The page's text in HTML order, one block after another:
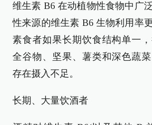
维生素 B6 在动植物性食物中广
性来源的维生素 B6 生物利用率
素食者如果长期饮食结构单一，
全谷物、坚果、薯类和深色蔬
存在摄入不足。
长期、大量饮酒者